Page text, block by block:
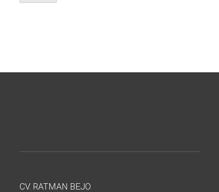
CV. RATMAN BEJO